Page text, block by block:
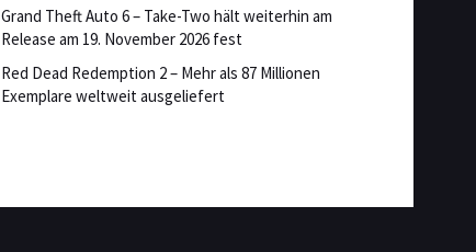
Grand Theft Auto 6 – Take-Two hält weiterhin am
Release am 19. November 2026 fest
Red Dead Redemption 2 – Mehr als 87 Millionen
Exemplare weltweit ausgeliefert